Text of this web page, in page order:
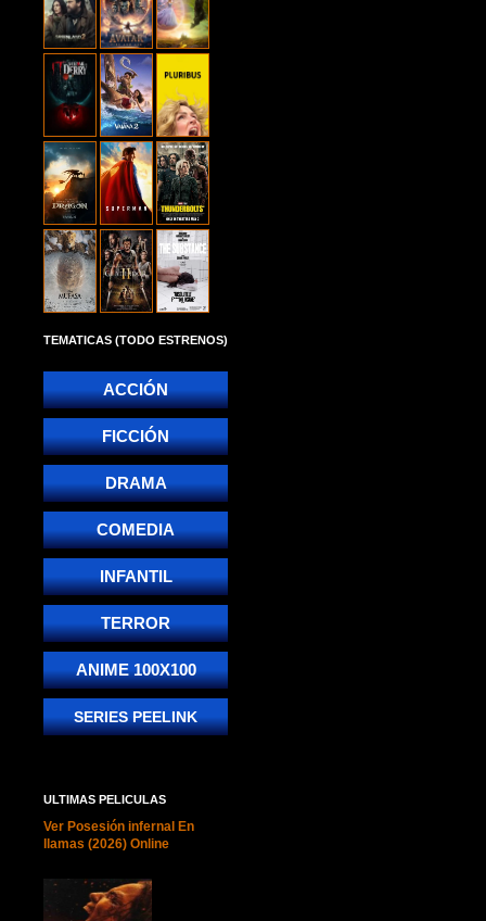
TEMATICAS (TODO ESTRENOS)
ACCIÓN
FICCIÓN
DRAMA
COMEDIA
INFANTIL
TERROR
ANIME 100X100
SERIES PEELINK
ULTIMAS PELICULAS
Ver Posesión infernal En
llamas (2026) Online